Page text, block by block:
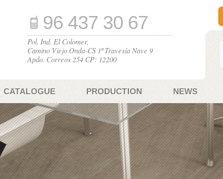
96 437 30 67
Pol. Ind. El Colomer,
Camino Viejo Onda-CS 1ª Travesía Nave 9
Apdo. Correos 254 CP: 12200
CATALOGUE PRODUCTION NEWS